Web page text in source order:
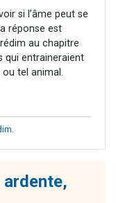
si l’âme peut se
réponse est
au chapitre
qui entraineraient
tel animal.
.
ardente,